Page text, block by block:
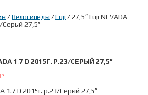
/Велосипеды /Fuji / 27,5″ Fuji NEVADA
Серый 27,5″
1.7 D 2015Г. Р.23/СЕРЫЙ 27,5″
Р
1.7 D 2015г. р.23/Серый 27,5″